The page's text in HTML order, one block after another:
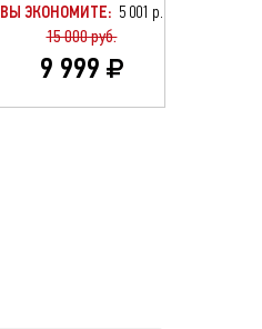
ВЫ ЭКОНОМИТЕ: 5 001 р.
15 000 руб.
9 999